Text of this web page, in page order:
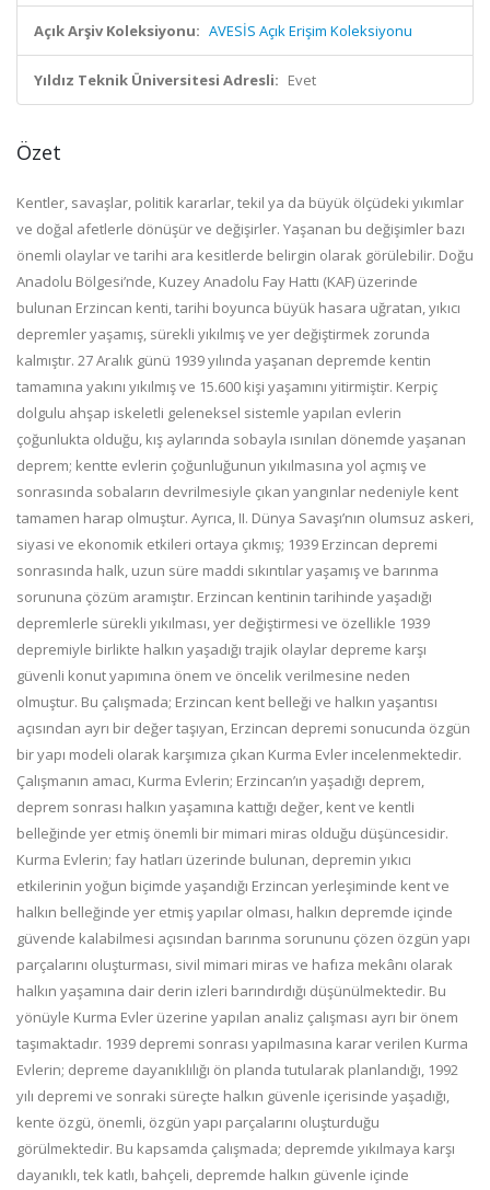
Açık Arşiv Koleksiyonu: AVESİS Açık Erişim Koleksiyonu
Yıldız Teknik Üniversitesi Adresli: Evet
Özet
Kentler, savaşlar, politik kararlar, tekil ya da büyük ölçüdeki yıkımlar
ve doğal afetlerle dönüşür ve değişirler. Yaşanan bu değişimler bazı
önemli olaylar ve tarihi ara kesitlerde belirgin olarak görülebilir. Doğu
Anadolu Bölgesi’nde, Kuzey Anadolu Fay Hattı (KAF) üzerinde
bulunan Erzincan kenti, tarihi boyunca büyük hasara uğratan, yıkıcı
depremler yaşamış, sürekli yıkılmış ve yer değiştirmek zorunda
kalmıştır. 27 Aralık günü 1939 yılında yaşanan depremde kentin
tamamına yakını yıkılmış ve 15.600 kişi yaşamını yitirmiştir. Kerpiç
dolgulu ahşap iskeletli geleneksel sistemle yapılan evlerin
çoğunlukta olduğu, kış aylarında sobayla ısınılan dönemde yaşanan
deprem; kentte evlerin çoğunluğunun yıkılmasına yol açmış ve
sonrasında sobaların devrilmesiyle çıkan yangınlar nedeniyle kent
tamamen harap olmuştur. Ayrıca, II. Dünya Savaşı’nın olumsuz askeri,
siyasi ve ekonomik etkileri ortaya çıkmış; 1939 Erzincan depremi
sonrasında halk, uzun süre maddi sıkıntılar yaşamış ve barınma
sorununa çözüm aramıştır. Erzincan kentinin tarihinde yaşadığı
depremlerle sürekli yıkılması, yer değiştirmesi ve özellikle 1939
depremiyle birlikte halkın yaşadığı trajik olaylar depreme karşı
güvenli konut yapımına önem ve öncelik verilmesine neden
olmuştur. Bu çalışmada; Erzincan kent belleği ve halkın yaşantısı
açısından ayrı bir değer taşıyan, Erzincan depremi sonucunda özgün
bir yapı modeli olarak karşımıza çıkan Kurma Evler incelenmektedir.
Çalışmanın amacı, Kurma Evlerin; Erzincan’ın yaşadığı deprem,
deprem sonrası halkın yaşamına kattığı değer, kent ve kentli
belleğinde yer etmiş önemli bir mimari miras olduğu düşüncesidir.
Kurma Evlerin; fay hatları üzerinde bulunan, depremin yıkıcı
etkilerinin yoğun biçimde yaşandığı Erzincan yerleşiminde kent ve
halkın belleğinde yer etmiş yapılar olması, halkın depremde içinde
güvende kalabilmesi açısından barınma sorununu çözen özgün yapı
parçalarını oluşturması, sivil mimari miras ve hafıza mekânı olarak
halkın yaşamına dair derin izleri barındırdığı düşünülmektedir. Bu
yönüyle Kurma Evler üzerine yapılan analiz çalışması ayrı bir önem
taşımaktadır. 1939 depremi sonrası yapılmasına karar verilen Kurma
Evlerin; depreme dayanıklılığı ön planda tutularak planlandığı, 1992
yılı depremi ve sonraki süreçte halkın güvenle içerisinde yaşadığı,
kente özgü, önemli, özgün yapı parçalarını oluşturduğu
görülmektedir. Bu kapsamda çalışmada; depremde yıkılmaya karşı
dayanıklı, tek katlı, bahçeli, depremde halkın güvenle içinde